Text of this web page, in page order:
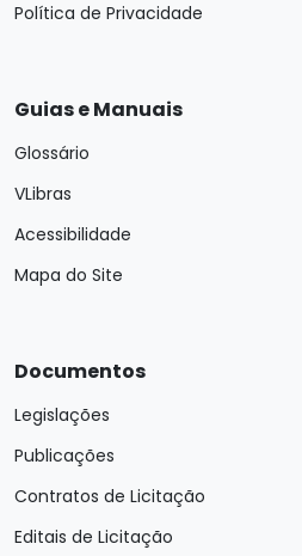
Política de Privacidade
Guias e Manuais
Glossário
VLibras
Acessibilidade
Mapa do Site
Documentos
Legislações
Publicações
Contratos de Licitação
Editais de Licitação